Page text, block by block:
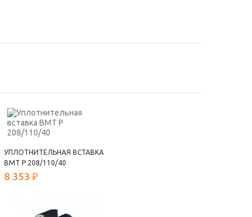
УПЛОТНИТЕЛЬНАЯ ВСТАВКА
ВМТ Р 208/110/40
8 353 ₽